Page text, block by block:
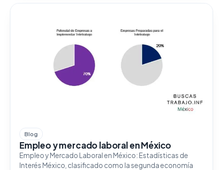
Blog
Empleo y mercado laboral en México
Empleo y Mercado Laboral en México: Estadísticas de
Interés México, clasificado como la segunda economía